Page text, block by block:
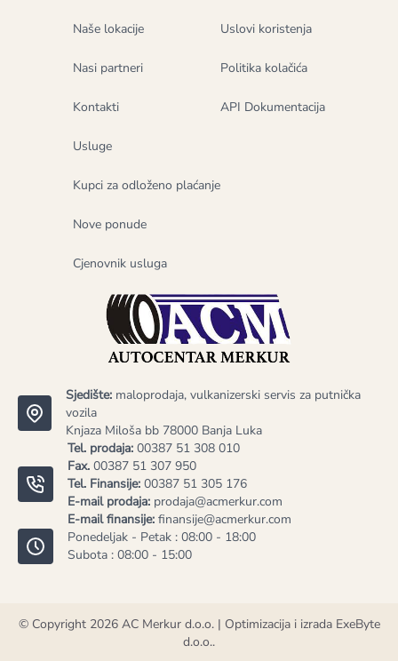
Sjedište: maloprodaja, vulkanizerski servis za putnička
vozila
Knjaza Miloša bb 78000 Banja Luka
Tel. prodaja: 00387 51 308 010
Fax. 00387 51 307 950
Tel. Finansije: 00387 51 305 176
E-mail prodaja: prodaja@acmerkur.com
E-mail finansije: finansije@acmerkur.com
Ponedeljak - Petak : 08:00 - 18:00
Subota : 08:00 - 15:00
Naše lokacije
Nasi partneri
Kontakti
Usluge
Kupci za odloženo plaćanje
Nove ponude
Cjenovnik usluga
Uslovi koristenja
Politika kolačića
API Dokumentacija
© Copyright 2026 AC Merkur d.o.o.| Optimizacija i izrada ExeByte
d.o.o..